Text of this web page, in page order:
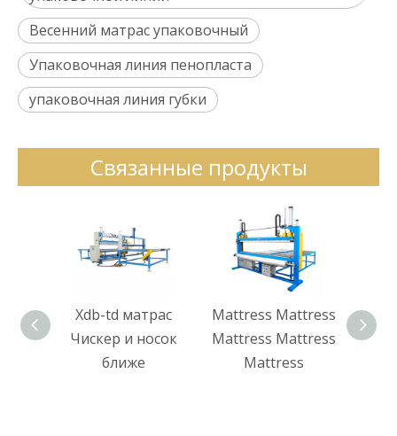
Весенний матрас упаковочный
Упаковочная линия пенопласта
упаковочная линия губки
Связанные продукты
Xdb-td матрас
Чискер и носок
ближе
Mattress Mattress
Mattress Mattress
Mattress